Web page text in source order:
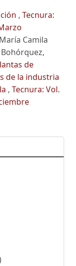
, Tecnura:
Camila
de
de la industria
, Tecnura: Vol.